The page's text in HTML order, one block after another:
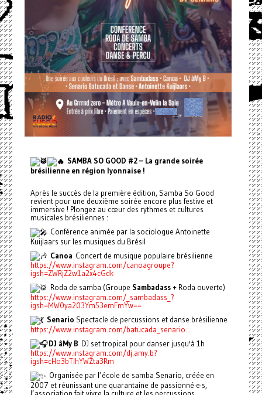
SAMBA SO GOOD #2 – La grande soirée
brésilienne en région lyonnaise !
Après le succès de la première édition, Samba So Good
revient pour une deuxième soirée encore plus festive et
immersive ! Plongez au cœur des rythmes et cultures
musicales brésiliennes :
Conférence animée par la sociologue Antoinette
Kuijlaars sur les musiques du Brésil
Canoa Concert de musique populaire brésilienne
https://www.instagram.com/canoagroupe?
igsh=ZWRjZ2w1a2x4cGdk
Roda de samba (Groupe Sambadass+ Roda ouverte)
https://www.instagram.com/_sambadass_?
igsh=MW0ya203Ym53emFmYw==
Senario Spectacle de percussions et danse brésilienne
https://www.instagram.com/batucada_senario...
DJ âMy B DJ set tropical pour danser jusqu'à 1h
https://www.instagram.com/dj.amy.b?
igsh=cHo3bTlhYWZta3Rm
Organisée par l’école de samba Senario, créée en
2007 et réunissant une quarantaine de passionné·e·s,